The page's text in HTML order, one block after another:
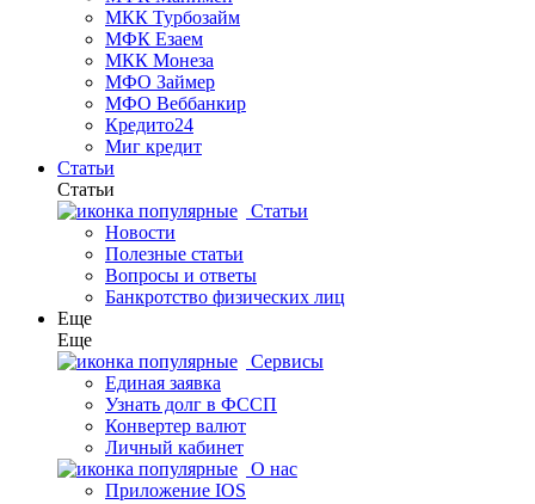
МКК Турбозайм
МФК Езаем
МКК Монеза
МФО Займер
МФО Веббанкир
Кредито24
Миг кредит
Статьи
Статьи
Статьи
Новости
Полезные статьи
Вопросы и ответы
Банкротство физических лиц
Еще
Еще
Сервисы
Единая заявка
Узнать долг в ФССП
Конвертер валют
Личный кабинет
О нас
Приложение IOS